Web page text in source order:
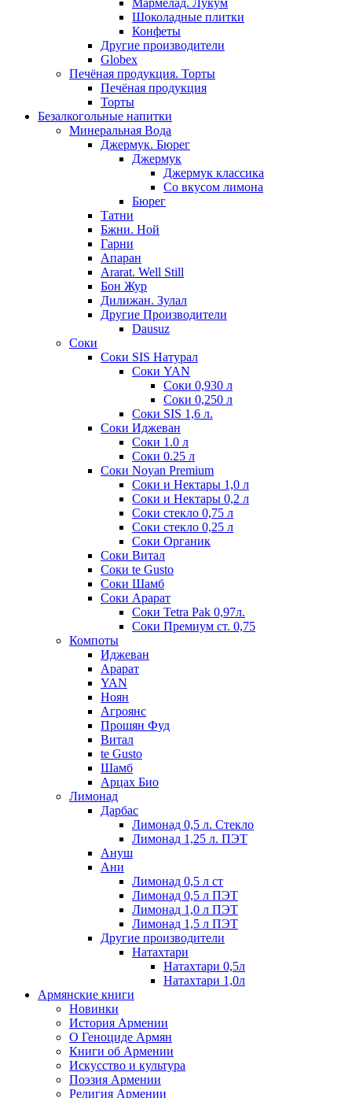
Мармелад. Лукум
Шоколадные плитки
Конфеты
Другие производители
Globex
Печёная продукция. Торты
Печёная продукция
Торты
Безалкогольные напитки
Минеральная Вода
Джермук. Бюрег
Джермук
Джермук классика
Со вкусом лимона
Бюрег
Татни
Бжни. Ной
Гарни
Апаран
Ararat. Well Still
Бон Жур
Дилижан. Зулал
Другие Производители
Dausuz
Соки
Соки SIS Натурал
Соки YAN
Соки 0,930 л
Соки 0,250 л
Соки SIS 1,6 л.
Соки Иджеван
Соки 1.0 л
Соки 0.25 л
Соки Noyan Premium
Соки и Нектары 1,0 л
Соки и Нектары 0,2 л
Соки стекло 0,75 л
Соки стекло 0,25 л
Соки Органик
Соки Витал
Соки te Gusto
Соки Шамб
Соки Арарат
Соки Tetra Pak 0,97л.
Соки Премиум ст. 0,75
Компоты
Иджеван
Арарат
YAN
Ноян
Агроянс
Прошян Фуд
Витал
te Gusto
Шамб
Арцах Био
Лимонад
Дарбас
Лимонад 0,5 л. Стекло
Лимонад 1,25 л. ПЭТ
Ануш
Ани
Лимонад 0,5 л ст
Лимонад 0,5 л ПЭТ
Лимонад 1,0 л ПЭТ
Лимонад 1,5 л ПЭТ
Другие производители
Натахтари
Натахтари 0,5л
Натахтари 1,0л
Армянские книги
Новинки
История Армении
О Геноциде Армян
Книги об Армении
Иcкусство и культура
Поэзия Армении
Религия Армении